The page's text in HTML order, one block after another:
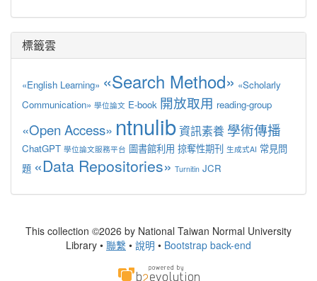
標籤雲
«English Learning» «Search Method» «Scholarly
Communication» 學位論文 E-book 開放取用 reading-group
«Open Access» ntnulib資訊素養 學術傳播
ChatGPT 學位論文服務平台 圖書館利用 掠奪性期刊 生成式AI 常見問
題 «Data Repositories» Turnitin JCR
This collection ©2026 by National Taiwan Normal University
Library • 聯繫 • 說明 • Bootstrap back-end